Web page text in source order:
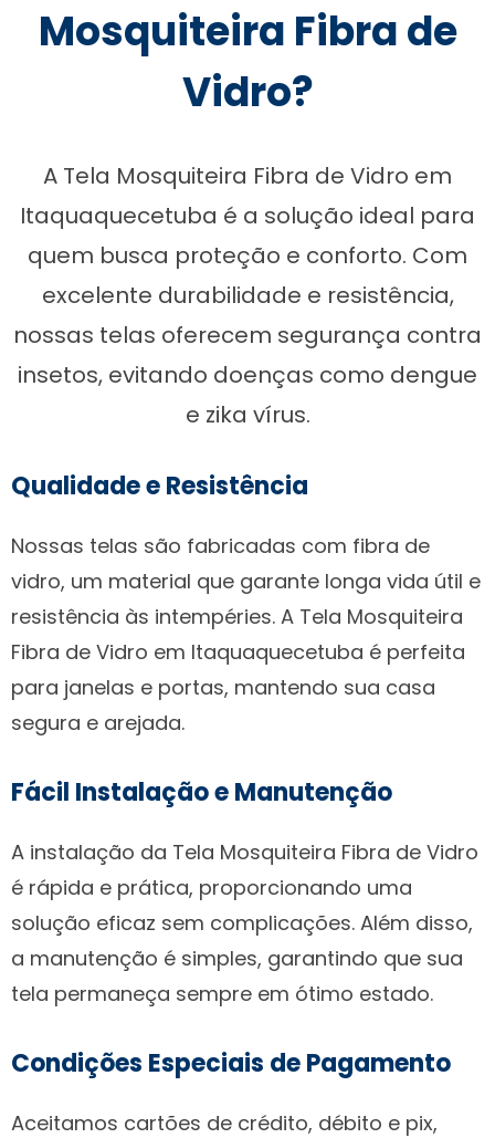
Mosquiteira Fibra de
Vidro?
A Tela Mosquiteira Fibra de Vidro em
Itaquaquecetuba é a solução ideal para
quem busca proteção e conforto. Com
excelente durabilidade e resistência,
nossas telas oferecem segurança contra
insetos, evitando doenças como dengue
e zika vírus.
Qualidade e Resistência
Nossas telas são fabricadas com fibra de
vidro, um material que garante longa vida útil e
resistência às intempéries. A Tela Mosquiteira
Fibra de Vidro em Itaquaquecetuba é perfeita
para janelas e portas, mantendo sua casa
segura e arejada.
Fácil Instalação e Manutenção
A instalação da Tela Mosquiteira Fibra de Vidro
é rápida e prática, proporcionando uma
solução eficaz sem complicações. Além disso,
a manutenção é simples, garantindo que sua
tela permaneça sempre em ótimo estado.
Condições Especiais de Pagamento
Aceitamos cartões de crédito, débito e pix,